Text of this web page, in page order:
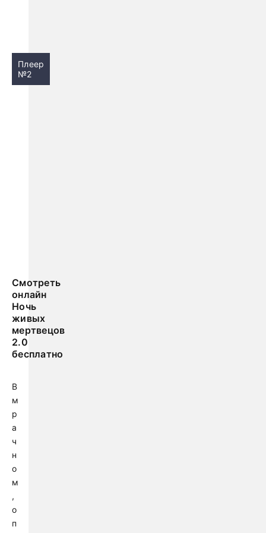
Плеер
№2
Смотреть
онлайн
Ночь
живых
мертвецов
2.0
бесплатно
В
м
р
а
ч
н
о
м
,
о
п